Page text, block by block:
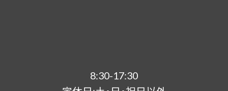
8:30-17:30